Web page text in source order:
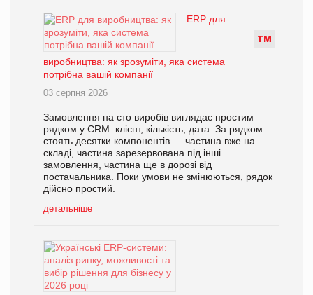
ТМ
ERP для
виробництва: як зрозуміти, яка система
потрібна вашій компанії
03 серпня 2026
Замовлення на сто виробів виглядає простим
рядком у CRM: клієнт, кількість, дата. За рядком
стоять десятки компонентів — частина вже на
складі, частина зарезервована під інші
замовлення, частина ще в дорозі від
постачальника. Поки умови не змінюються, рядок
дійсно простий.
детальніше